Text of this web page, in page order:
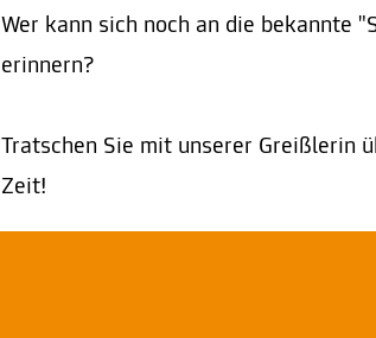
Wer kann sich noch an die bekannte
erinnern?
Tratschen Sie mit unserer Greißlerin
Zeit!